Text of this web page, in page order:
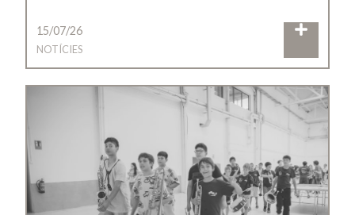
15/07/26
NOTÍCIES